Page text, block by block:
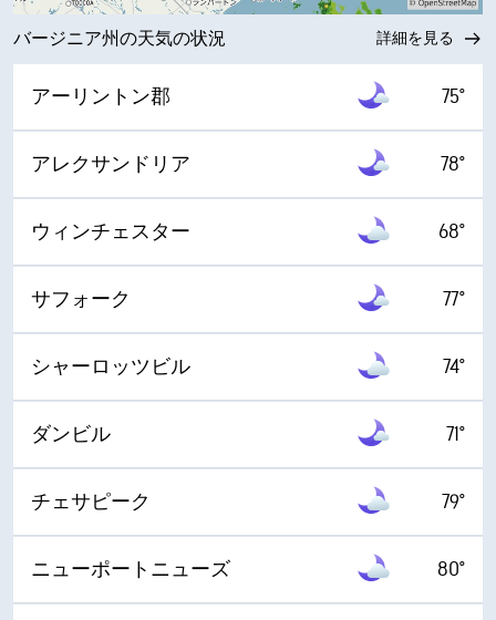
バージニア州の天気の状況 詳細を見る
アーリントン郡 75°
アレクサンドリア 78°
ウィンチェスター 68°
サフォーク 77°
シャーロッツビル 74°
ダンビル 71°
チェサピーク 79°
ニューポートニューズ 80°